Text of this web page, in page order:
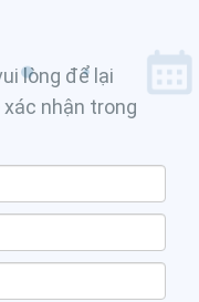
lòng để lại
nhận trong